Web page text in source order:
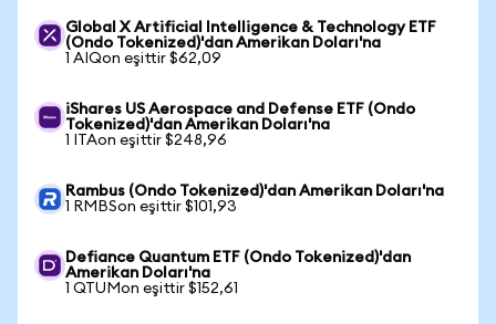
Global X Artificial Intelligence & Technology ETF
(Ondo Tokenized)'dan Amerikan Doları'na
1 AIQon eşittir $62,09
iShares US Aerospace and Defense ETF (Ondo
Tokenized)'dan Amerikan Doları'na
1 ITAon eşittir $248,96
Rambus (Ondo Tokenized)'dan Amerikan Doları'na
1 RMBSon eşittir $101,93
Defiance Quantum ETF (Ondo Tokenized)'dan
Amerikan Doları'na
1 QTUMon eşittir $152,61